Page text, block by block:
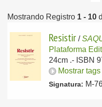
Mostrando Registro 1 - 10
Resistir /
Plataforma
24cm .- ISBN
Mostrar tags
Signatura: M-